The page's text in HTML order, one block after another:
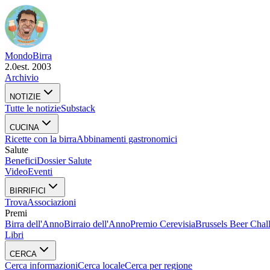
MondoBirra
2.0est. 2003
Archivio
NOTIZIE
Tutte le notizieSubstack
CUCINA
Ricette con la birraAbbinamenti gastronomici
Salute
BeneficiDossier Salute
VideoEventi
BIRRIFICI
TrovaAssociazioni
Premi
Birra dell'AnnoBirraio dell'AnnoPremio CerevisiaBrussels Beer
Libri
CERCA
Cerca informazioniCerca localeCerca per regione